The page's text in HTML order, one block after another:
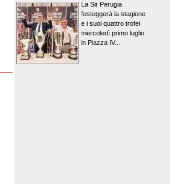
La Sir Perugia
festeggerà la stagione
e i suoi quattro trofei
mercoledì primo luglio
in Piazza IV...